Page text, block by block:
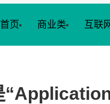
首页 商业类 互联